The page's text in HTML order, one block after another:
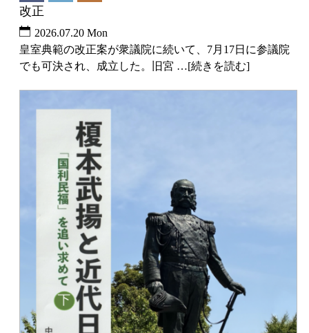
改正
2026.07.20 Mon
皇室典範の改正案が衆議院に続いて、7月17日に参議院
でも可決され、成立した。旧宮 …[続きを読む]